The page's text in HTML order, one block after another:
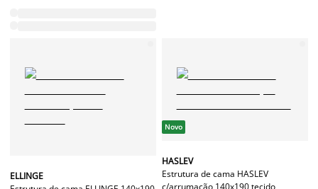
ELLINGE
Novo
HASLEV
Estrutura de cama HASLEV